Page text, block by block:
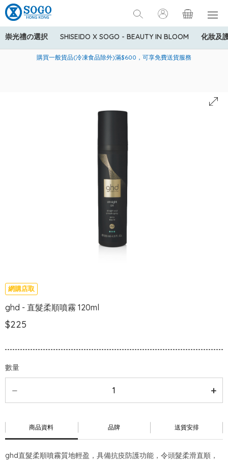
崇光禮の選択 SHISEIDO X SOGO - BEAUTY IN BLOOM 化妝及
美國運通Explorer®信用卡會員購物禮遇：高達5%簽賬回贈！
購買一般貨品(冷凍食品除外)滿$600，可享免費送貨服務
寄送中國內地服務只適用於指定商品，若訂單金額少於HK$600(折
網購店取
ghd - 直髮柔順噴霧 120ml
$225
數量
商品資料 品牌 送貨安排
ghd直髮柔順噴霧質地輕盈，具備抗疫防護功能，令頭髮柔滑直順，